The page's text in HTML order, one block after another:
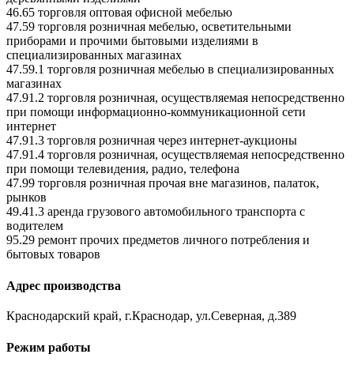
46.65 торговля оптовая офисной мебелью
47.59 торговля розничная мебелью, осветительными
приборами и прочими бытовыми изделиями в
специализированных магазинах
47.59.1 торговля розничная мебелью в специализированных
магазинах
47.91.2 торговля розничная, осуществляемая непосредственно
при помощи информационно-коммуникационной сети
интернет
47.91.3 торговля розничная через интернет-аукционы
47.91.4 торговля розничная, осуществляемая непосредственно
при помощи телевидения, радио, телефона
47.99 торговля розничная прочая вне магазинов, палаток,
рынков
49.41.3 аренда грузового автомобильного транспорта с
водителем
95.29 ремонт прочих предметов личного потребления и
бытовых товаров
Адрес производства
Краснодарский край, г.Краснодар, ул.Северная, д.389
Режим работы